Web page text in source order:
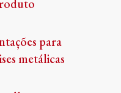
para
metálicas